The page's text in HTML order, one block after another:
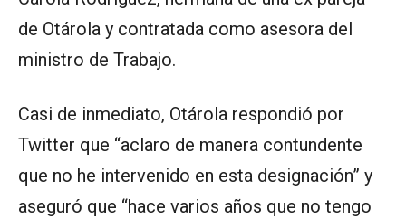
de Otárola y contratada como asesora del
ministro de Trabajo.
Casi de inmediato, Otárola respondió por
Twitter que “aclaro de manera contundente
que no he intervenido en esta designación” y
aseguró que “hace varios años que no tengo